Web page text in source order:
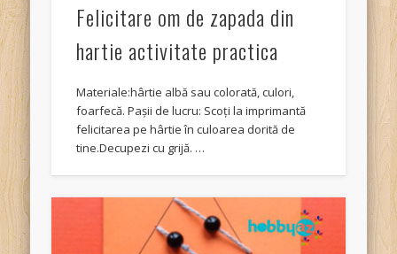
Felicitare om de zapada din
hartie activitate practica
Materiale:hârtie albă sau colorată, culori,
foarfecă. Pașii de lucru: Scoți la imprimantă
felicitarea pe hârtie în culoarea dorită de
tine.Decupezi cu grijă. …